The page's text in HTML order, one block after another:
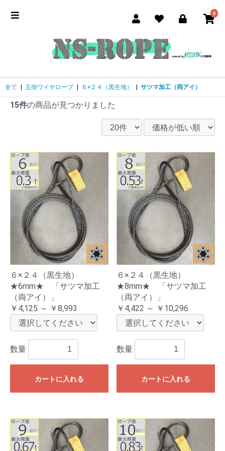
0
全て | 玉掛ワイヤロープ | ６×２４（黒生地） | サツマ加工（両アイ）
15件の商品が見つかりました
６×２４（黒生地）
★6mm★ 「サツマ加工
（両アイ）」
￥4,125 ～ ￥8,993
数量
カートに入れる
６×２４（黒生地）
★8mm★ 「サツマ加工
（両アイ）」
￥4,422 ～ ￥10,296
数量
カートに入れる